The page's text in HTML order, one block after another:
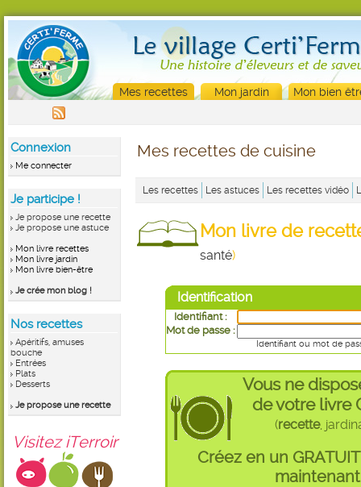
Mes recettes Mon jardin Mon bien
Connexion
Me connecter
Je participe !
Je propose une recette
Je propose une astuce
Mon livre recettes
Mon livre jardin
Mon livre bien-être
Je crée mon blog !
Nos recettes
Apéritifs, amuses
bouche
Entrées
Plats
Desserts
Je propose une recette
Visitez iTerroir
Mes recettes de cuisine
Les recettes Les astuces Les recettes vidéo
Mon livre de
santé)
Identification
Identifiant :
Mot de passe :
Identifiant ou mot de
Vous ne
de votre livre
(recette,
Créez en un